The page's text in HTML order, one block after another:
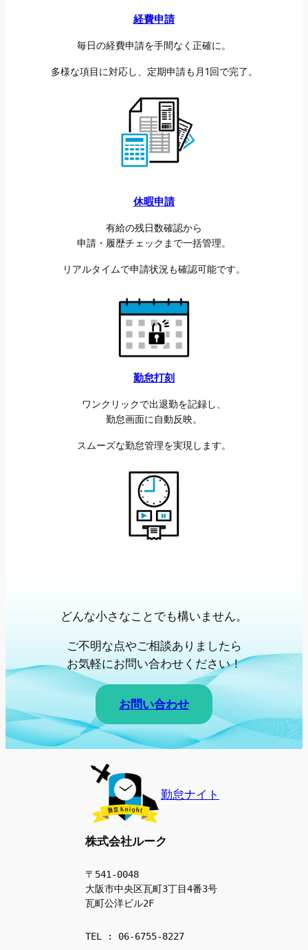
経費申請
毎日の経費申請を手間なく正確に。
多様な項目に対応し、定期申請も月1回で完了。
休暇申請
有給の残日数確認から
申請・履歴チェックまで一括管理。
リアルタイムで申請状況も確認可能です。
勤怠打刻
ワンクリックで出退勤を記録し、
勤怠画面に自動反映。
スムーズな勤怠管理を実現します。
どんな小さなことでも構いません。
ご不明な点やご相談ありましたら
お気軽にお問い合わせください！
お問い合わせ
勤怠ナイト
株式会社ルーク
〒541-0048
大阪市中央区瓦町3丁目4番3号
瓦町公洋ビル2F
TEL : 06-6755-8227